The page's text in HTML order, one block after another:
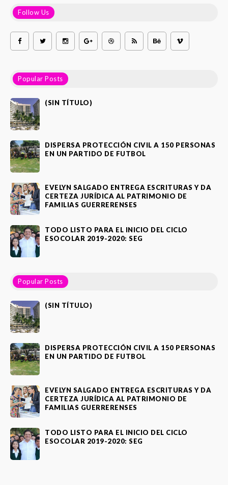
Follow Us
Popular Posts
(SIN TÍTULO)
DISPERSA PROTECCIÓN CIVIL A 150 PERSONAS
EN UN PARTIDO DE FUTBOL
EVELYN SALGADO ENTREGA ESCRITURAS Y DA
CERTEZA JURÍDICA AL PATRIMONIO DE
FAMILIAS GUERRERENSES
TODO LISTO PARA EL INICIO DEL CICLO
ESOCOLAR 2019-2020: SEG
Popular Posts
(SIN TÍTULO)
DISPERSA PROTECCIÓN CIVIL A 150 PERSONAS
EN UN PARTIDO DE FUTBOL
EVELYN SALGADO ENTREGA ESCRITURAS Y DA
CERTEZA JURÍDICA AL PATRIMONIO DE
FAMILIAS GUERRERENSES
TODO LISTO PARA EL INICIO DEL CICLO
ESOCOLAR 2019-2020: SEG